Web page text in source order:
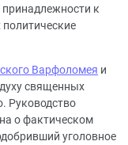
к
Варфоломея и
священных
Руководство
о фактическом
уголовное